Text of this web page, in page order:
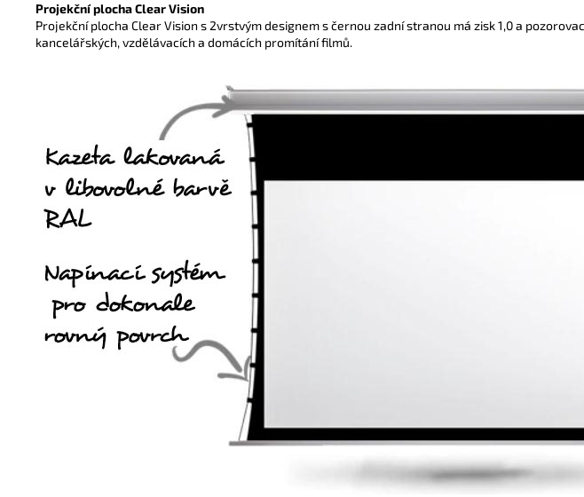
Projekční plocha Clear Vision
Projekční plocha Clear Vision s 2vrstvým designem s černou zadní stranou má zisk 1,0 a
kancelářských, vzdělávacích a domácích promítání filmů.